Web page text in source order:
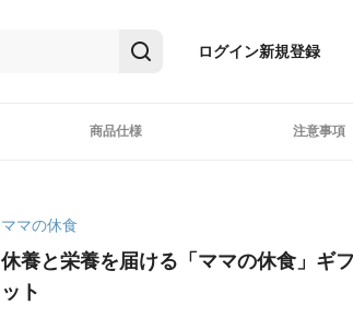
ログイン新規登録
商品仕様 注意事項
ママの休食
休養と栄養を届ける「ママの休食」ギ
ット